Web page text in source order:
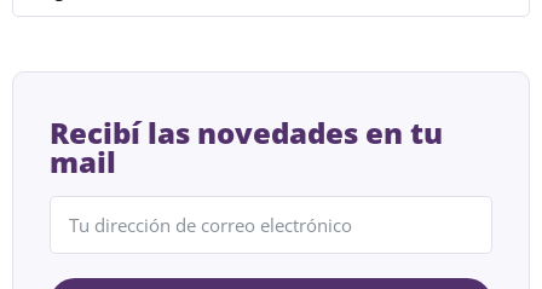
Recibí las novedades en tu
mail